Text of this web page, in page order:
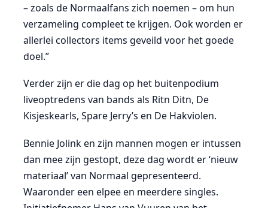
– zoals de Normaalfans zich noemen – om hun
verzameling compleet te krijgen. Ook worden er
allerlei collectors items geveild voor het goede
doel.”
Verder zijn er die dag op het buitenpodium
liveoptredens van bands als Ritn Ditn, De
Kisjeskearls, Spare Jerry’s en De Hakviolen.
Bennie Jolink en zijn mannen mogen er intussen
dan mee zijn gestopt, deze dag wordt er ‘nieuw
materiaal’ van Normaal gepresenteerd.
Waaronder een elpee en meerdere singles.